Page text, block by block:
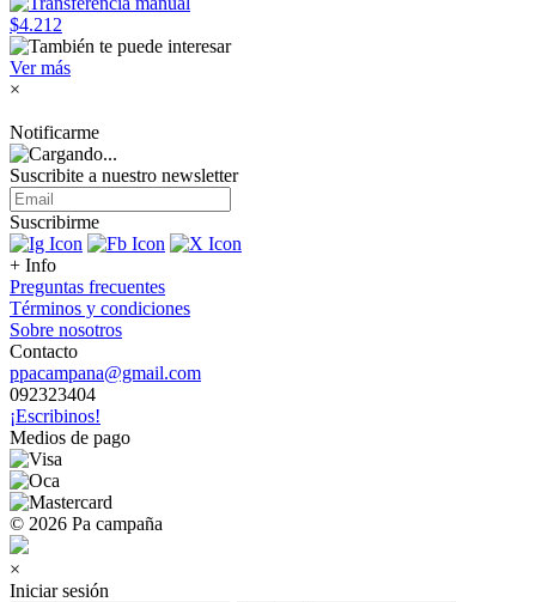
$4.212
Ver más
×
Notificarme
Suscribite a nuestro newsletter
Suscribirme
+ Info
Preguntas frecuentes
Términos y condiciones
Sobre nosotros
Contacto
ppacampana@gmail.com
092323404
¡Escribinos!
Medios de pago
© 2026 Pa campaña
×
Iniciar sesión